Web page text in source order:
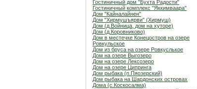
Гостиничный дом "Бухта Радости"
Гостиничный комплекс "Яккимваара"
Дом "Кайналайнен"
Дом "Хирмушъярви" (Хирмуш)
Дом (д.Войница, дом на хуторе)
Дом (д.Коровниково)
Дом в местечке Конецостров на озере
Ровкульское
Дом из бруса на озере Ровкуслькое
Дом на озере Выгозеро
Дом на озере Лексозеро
Дом на озере Ципринга
Дом рыбака (п.Пяозерский)
Дом рыбака на Шардонских островах
Дома (с.Коскосалма)